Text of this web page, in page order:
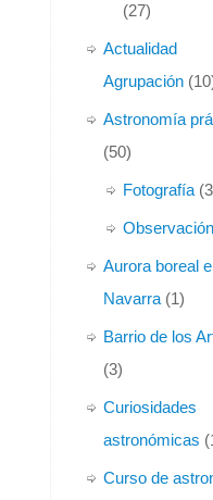
(27)
Actualidad
Agrupación
Astronomía
(50)
Fotografía
Observación
Aurora boreal
Navarra (1)
Barrio de los
(3)
Curiosidades
astronómicas
Curso de